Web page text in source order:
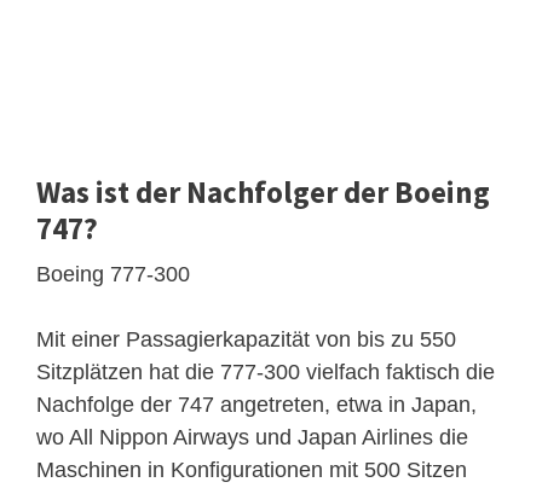
Was ist der Nachfolger der Boeing
747?
Boeing 777-300
Mit einer Passagierkapazität von bis zu 550
Sitzplätzen hat die 777-300 vielfach faktisch die
Nachfolge der 747 angetreten, etwa in Japan,
wo All Nippon Airways und Japan Airlines die
Maschinen in Konfigurationen mit 500 Sitzen